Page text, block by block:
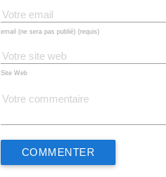
email (ne sera pas publié) (requis)
Site Web